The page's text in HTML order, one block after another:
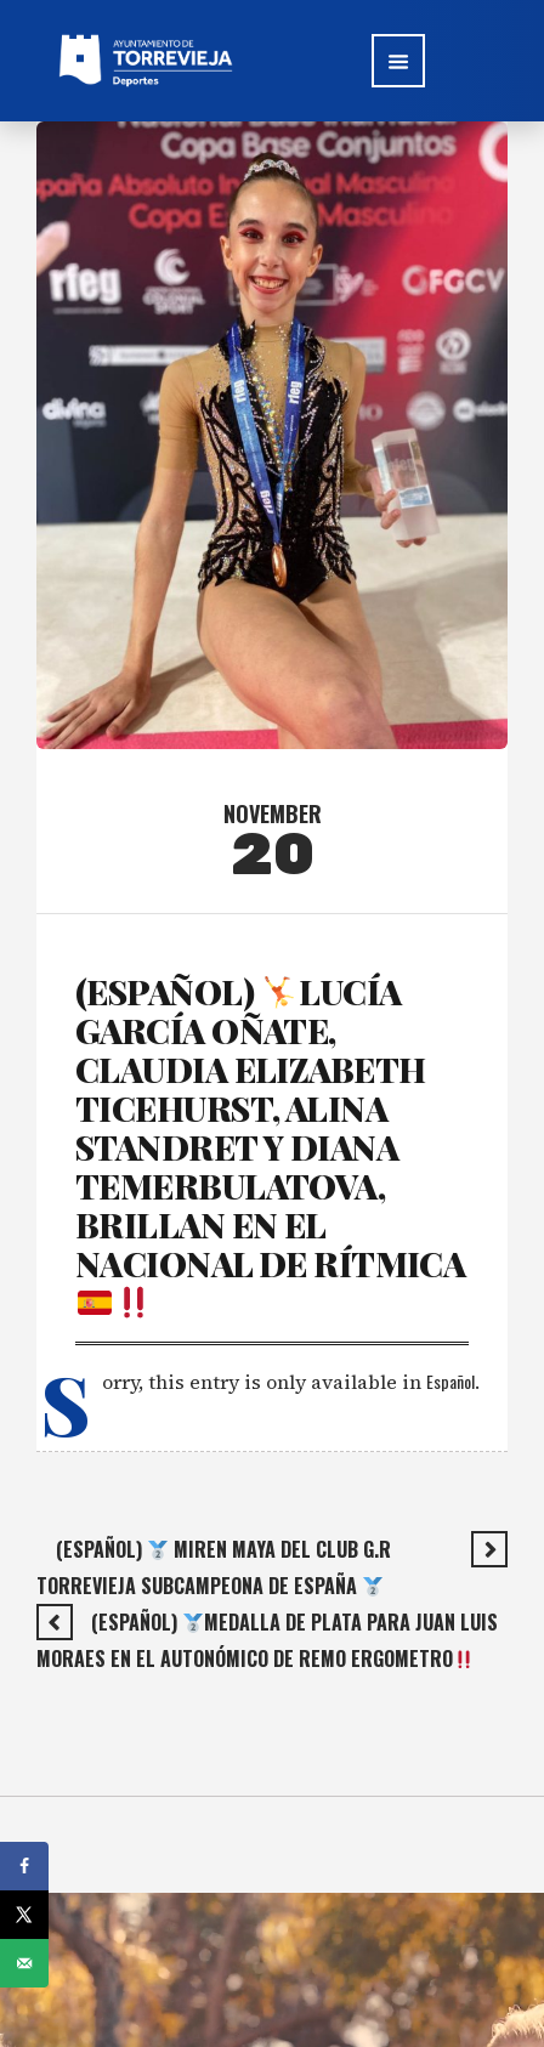
NOVEMBER
20
(ESPAÑOL)
LUCÍA
GARCÍA OÑATE,
CLAUDIA ELIZABETH
TICEHURST, ALINA
STANDRET Y DIANA
TEMERBULATOVA,
BRILLAN EN EL
NACIONAL DE RÍTMICA
S orry, this entry is only available in Español.
(ESPAÑOL)
MIREN MAYA DEL CLUB G.R
TORREVIEJA SUBCAMPEONA DE ESPAÑA
(ESPAÑOL)
MEDALLA DE PLATA PARA JUAN LUIS
MORAES EN EL AUTONÓMICO DE REMO ERGOMETRO